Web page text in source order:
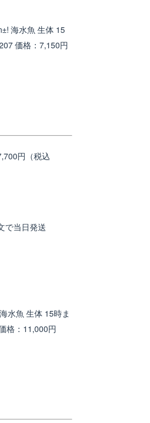
海水魚 生体 15
価格：7,150円
円（税込
で当日発送
水魚 生体 15時ま
格：11,000円